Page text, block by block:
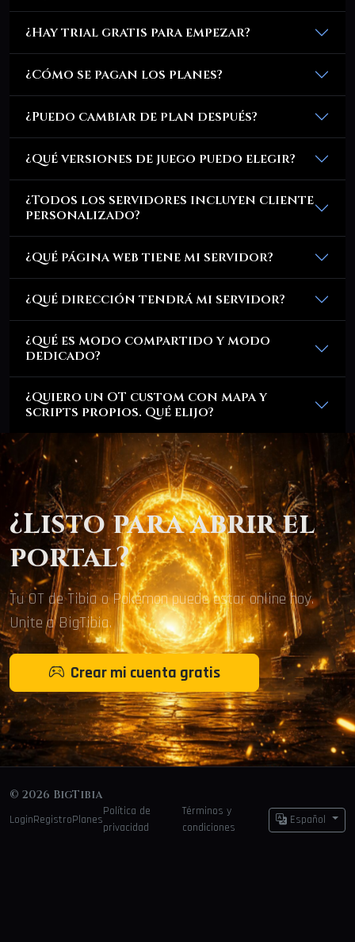
¿Hay trial gratis para empezar?
¿Cómo se pagan los planes?
¿Puedo cambiar de plan después?
¿Qué versiones de juego puedo elegir?
¿Todos los servidores incluyen cliente
personalizado?
¿Qué página web tiene mi servidor?
¿Qué dirección tendrá mi servidor?
¿Qué es modo compartido y modo
dedicado?
¿Quiero un OT custom con mapa y
scripts propios. Qué elijo?
¿Listo para abrir el
portal?
Tu OT de Tibia o Pokémon puede estar online hoy.
Unite a BigTibia.
Crear mi cuenta gratis
© 2026 BigTibia
LoginRegistroPlanes
Política de
privacidad
Términos y
condiciones
Español